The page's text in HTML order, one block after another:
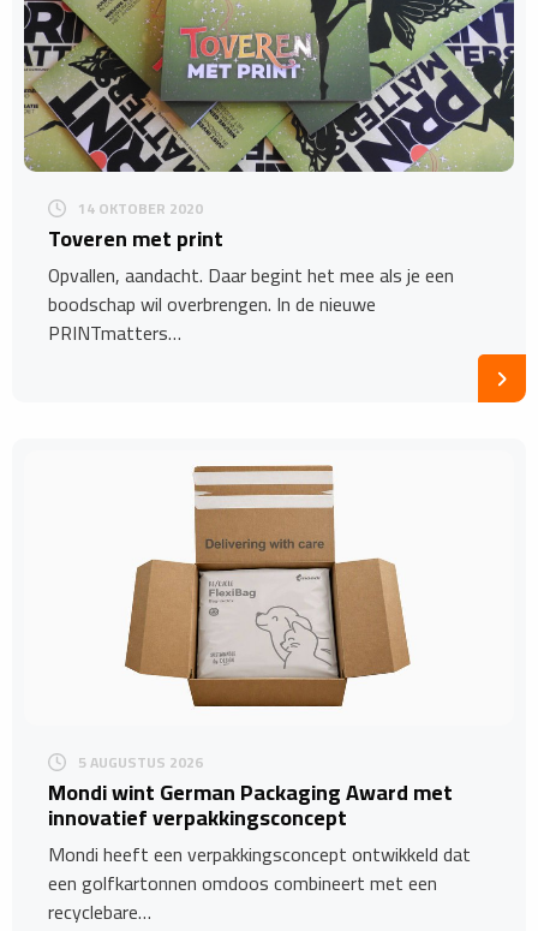
14 OKTOBER 2020
Toveren met print
Opvallen, aandacht. Daar begint het mee als je een
boodschap wil overbrengen. In de nieuwe
PRINTmatters…
5 AUGUSTUS 2026
Mondi wint German Packaging Award met
innovatief verpakkingsconcept
Mondi heeft een verpakkingsconcept ontwikkeld dat
een golfkartonnen omdoos combineert met een
recyclebare…